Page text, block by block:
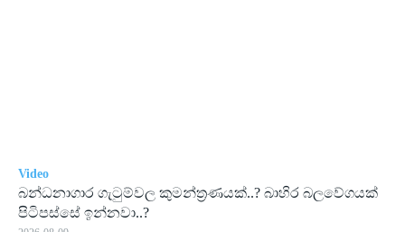
Video
බන්ධනාගාර ගැටුම්වල කුමන්ත්‍රණයක්..? බාහිර බලවේගයක්
පිටිපස්සේ ඉන්නවා..?